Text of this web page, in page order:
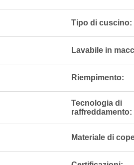
Tipo di cuscino:
Lavabile in
Riempimento:
Tecnologia di
raffreddamento:
Materiale di